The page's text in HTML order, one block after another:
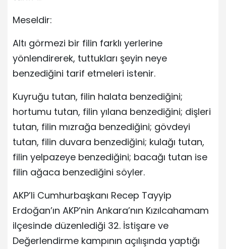
Meseldir:
Altı görmezi bir filin farklı yerlerine
yönlendirerek, tuttukları şeyin neye
benzediğini tarif etmeleri istenir.
Kuyruğu tutan, filin halata benzediğini;
hortumu tutan, filin yılana benzediğini; dişleri
tutan, filin mızrağa benzediğini; gövdeyi
tutan, filin duvara benzediğini; kulağı tutan,
filin yelpazeye benzediğini; bacağı tutan ise
filin ağaca benzediğini söyler.
AKP’li Cumhurbaşkanı Recep Tayyip
Erdoğan’ın AKP’nin Ankara’nın Kızılcahamam
ilçesinde düzenlediği 32. İstişare ve
Değerlendirme kampının açılışında yaptığı